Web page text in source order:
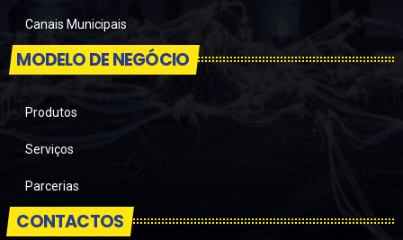
Canais Municipais
MODELO DE NEGÓCIO
Produtos
Serviços
Parcerias
CONTACTOS